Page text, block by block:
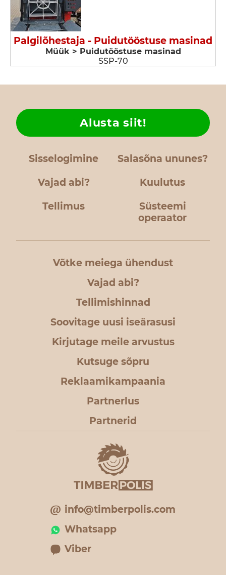
Palgilõhestaja - Puidutööstuse masinad
Müük > Puidutööstuse masinad
SSP-70
Sisselogimine Salasõna ununes?
Vajad abi?
Alusta siit!
Kuulutus
Tellimus
Süsteemi
operaator
Võtke meiega ühendust
Vajad abi?
Tellimishinnad
Soovitage uusi iseärasusi
Kirjutage meile arvustus
Kutsuge sõpru
Reklaamikampaania
Partnerlus
Partnerid
info@timberpolis.com
Whatsapp
Viber